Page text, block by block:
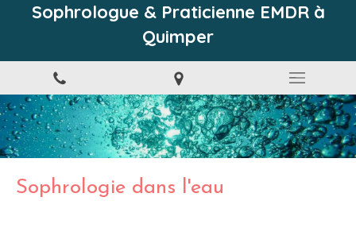
Sophrologue & Praticienne EMDR à
Quimper
Sophrologie dans l'eau